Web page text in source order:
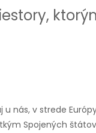
u nás, v strede
Spojených